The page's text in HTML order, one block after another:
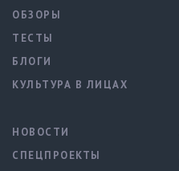
ОБЗОРЫ
ТЕСТЫ
БЛОГИ
КУЛЬТУРА В ЛИЦАХ
НОВОСТИ
СПЕЦПРОЕКТЫ